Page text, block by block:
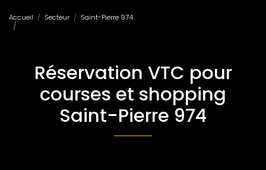
Accueil Secteur
Saint-Pierre 974
Réservation VTC pour
courses et shopping
Saint-Pierre 974